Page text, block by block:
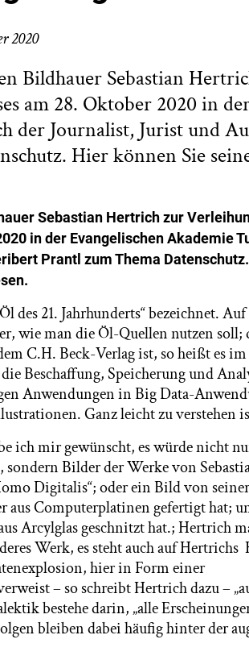
2020
Bildhauer Sebastian
am 28. Oktober 2020 in
der Journalist, Jurist und
Hier können Sie
Sebastian Hertrichzur
in der Evangelischen Akademie
Prantl zum Thema
des 21. Jahrhunderts“ bezeichnet.
wie man die Öl-Quellen nutzen soll;
C.H. Beck-Verlag ist, so heißt es
Beschaffung, Speicherung und
Anwendungen in Big Data-
Ganz leicht zu verstehen
ich mir gewünscht, es würde nicht
Bilder der Werke von
Digitalis“; oder ein Bild von
aus Computerplatinen gefertigt hat;
Arcylglas geschnitzt hat.; Hertrich
Werk, es steht auch auf Hertrichs
hier in Form einer
– so schreibt Hertrich dazu –
bestehe darin, „alle
bleiben dabei häufig hinter der